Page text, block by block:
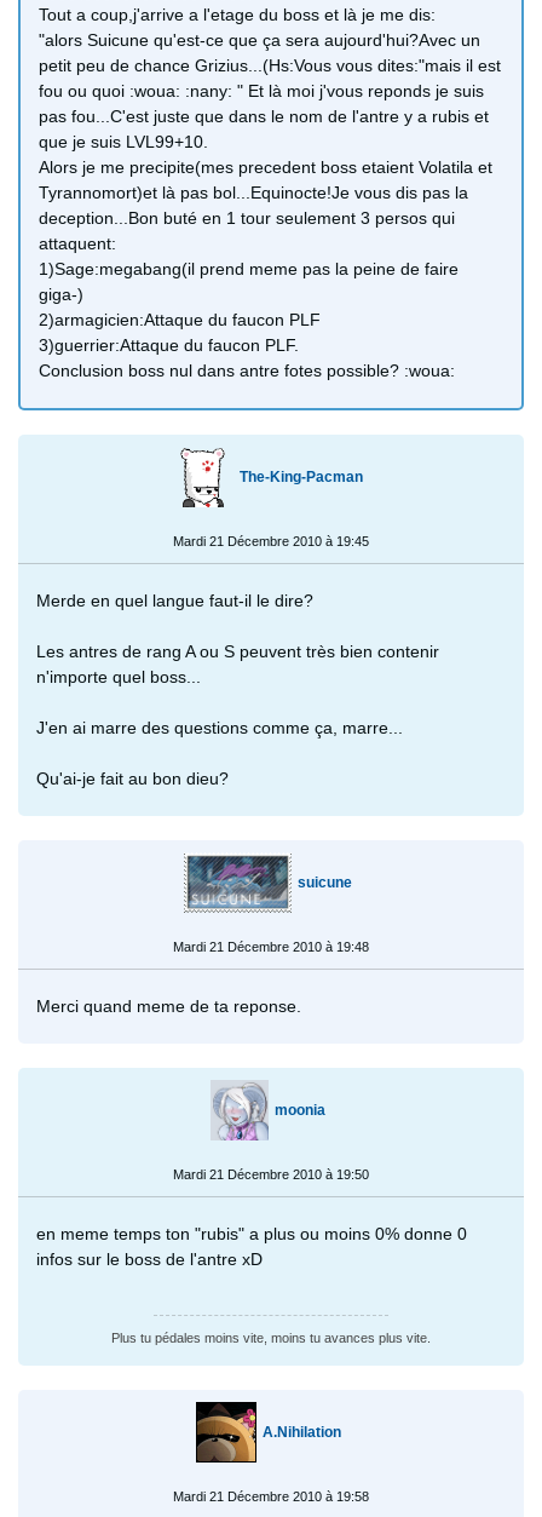
Tout a coup,j'arrive a l'etage du boss et là je me dis:
"alors Suicune qu'est-ce que ça sera aujourd'hui?Avec un
petit peu de chance Grizius...(Hs:Vous vous dites:"mais il est
fou ou quoi :woua: :nany: " Et là moi j'vous reponds je suis
pas fou...C'est juste que dans le nom de l'antre y a rubis et
que je suis LVL99+10.
Alors je me precipite(mes precedent boss etaient Volatila et
Tyrannomort)et là pas bol...Equinocte!Je vous dis pas la
deception...Bon buté en 1 tour seulement 3 persos qui
attaquent:
1)Sage:megabang(il prend meme pas la peine de faire
giga-)
2)armagicien:Attaque du faucon PLF
3)guerrier:Attaque du faucon PLF.
Conclusion boss nul dans antre fotes possible? :woua:
The-King-Pacman
Mardi 21 Décembre 2010 à 19:45
Merde en quel langue faut-il le dire?
Les antres de rang A ou S peuvent très bien contenir
n'importe quel boss...
J'en ai marre des questions comme ça, marre...
Qu'ai-je fait au bon dieu?
suicune
Mardi 21 Décembre 2010 à 19:48
Merci quand meme de ta reponse.
moonia
Mardi 21 Décembre 2010 à 19:50
en meme temps ton "rubis" a plus ou moins 0% donne 0
infos sur le boss de l'antre xD
Plus tu pédales moins vite, moins tu avances plus vite.
A.Nihilation
Mardi 21 Décembre 2010 à 19:58